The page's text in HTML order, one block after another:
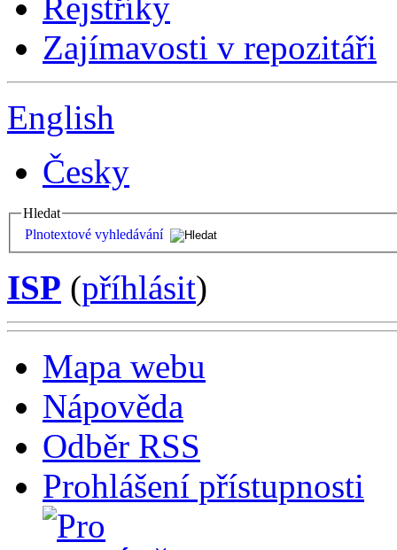
Rejstříky
Zajímavosti v repozitáři
English
Česky
Hledat
Plnotextové vyhledávání
ISP (příhlásit)
Mapa webu
Nápověda
Odběr RSS
Prohlášení přístupnosti